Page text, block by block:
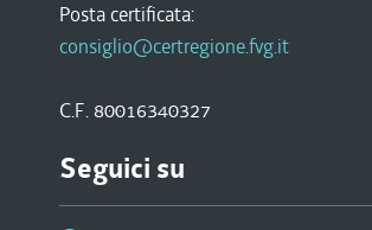
Posta certificata:
consiglio@certregione.fvg.it
C.F. 80016340327
Seguici su